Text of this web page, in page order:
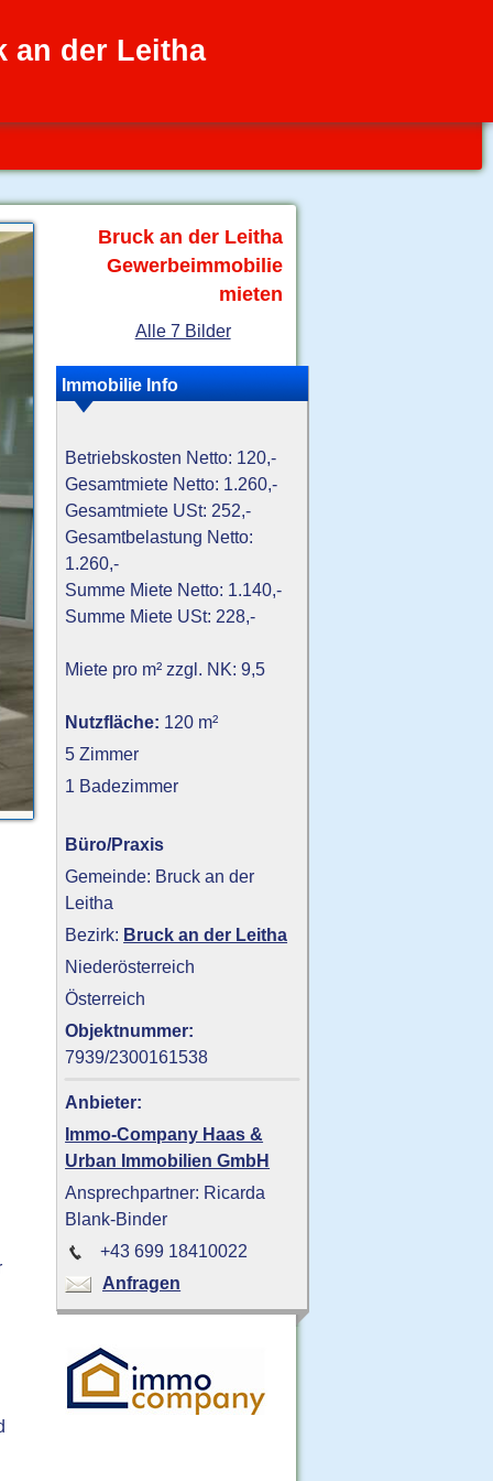
an der Leitha
Bruck an der Leitha
Gewerbeimmobilie
mieten
Alle 7 Bilder
Immobilie Info
Betriebskosten Netto: 120,-
Gesamtmiete Netto: 1.260,-
Gesamtmiete USt: 252,-
Gesamtbelastung Netto:
1.260,-
Summe Miete Netto: 1.140,-
Summe Miete USt: 228,-
Miete pro m² zzgl. NK: 9,5
Nutzfläche: 120 m²
5 Zimmer
1 Badezimmer
Büro/Praxis
Gemeinde: Bruck an der
Leitha
Bezirk: Bruck an der Leitha
Niederösterreich
Österreich
Objektnummer:
7939/2300161538
Anbieter:
Immo-Company Haas &
Urban Immobilien GmbH
Ansprechpartner: Ricarda
Blank-Binder
+43 699 18410022
Anfragen